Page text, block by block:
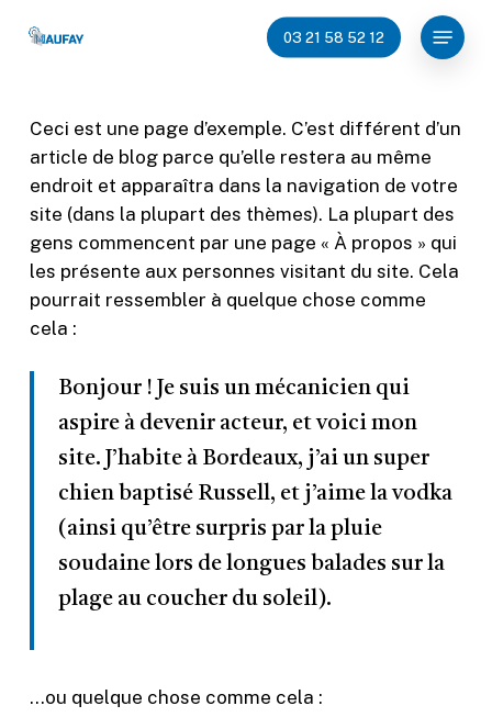
03 21 58 52 12
Menu
Ceci est une page d’exemple. C’est différent d’un
article de blog parce qu’elle restera au même
endroit et apparaîtra dans la navigation de votre
site (dans la plupart des thèmes). La plupart des
gens commencent par une page « À propos » qui
les présente aux personnes visitant du site. Cela
pourrait ressembler à quelque chose comme
cela :
Bonjour ! Je suis un mécanicien qui
aspire à devenir acteur, et voici mon
site. J’habite à Bordeaux, j’ai un super
chien baptisé Russell, et j’aime la vodka
(ainsi qu’être surpris par la pluie
soudaine lors de longues balades sur la
plage au coucher du soleil).
…ou quelque chose comme cela :